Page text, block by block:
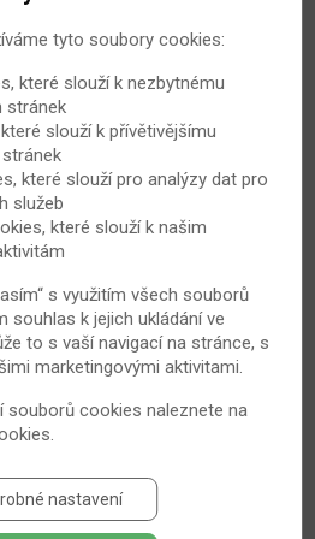
léčba Bechtěrevovy
do lázní dostat, váháte,
odpoví naše nové video, na
v průběhu ledna.
nemoc
mýtů o terapii stravou. Vznik
tyto soubory cookies:
které slouží k nezbytnému
stránek
slouží k přívětivějšímu
které slouží pro analýzy dat pro
služeb
které slouží k našim
s využitím všech souborů
souhlas k jejich ukládání ve
to s vaší navigací na stránce, s
marketingovými aktivitami.
souborů cookies naleznete na
.
nastavení